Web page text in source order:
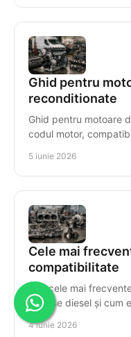
Ghid pentru
reconditionate
Ghid pentru motoare
codul motor,
5 iunie 2026
Cele mai
compatibilitate
Află cele mai
și piese diesel și cum
greșit al componentelor.
4 iunie 2026